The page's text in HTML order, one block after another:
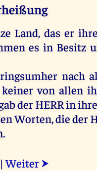
Land,das er
es in Besitz
ringsumher nach
keiner von allen
derHERRinihre
Worten,dieder
.
|Weiter ⮞